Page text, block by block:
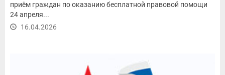
приём граждан по оказанию бесплатной правовой помощи
24 апреля...
16.04.2026